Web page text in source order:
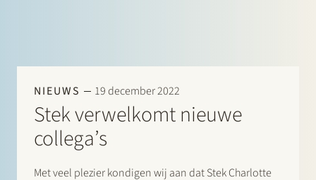
NIEUWS 19 december 2022
Stek verwelkomt nieuwe
collega’s
Met veel plezier kondigen wij aan dat Stek Charlotte